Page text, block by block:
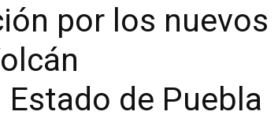
por los nuevos
de Puebla